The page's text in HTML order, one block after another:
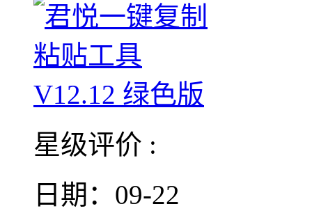
星级评价 :
日期：09-22